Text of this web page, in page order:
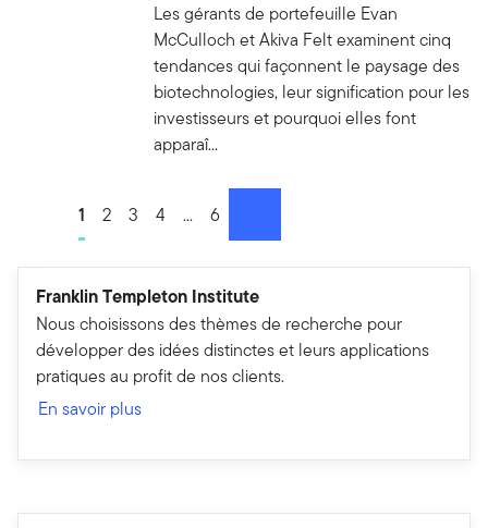
Les gérants de portefeuille Evan
McCulloch et Akiva Felt examinent cinq
tendances qui façonnent le paysage des
biotechnologies, leur signification pour les
investisseurs et pourquoi elles font
apparaî...
Go to page
1 Go to page
2 Go to page
3 Go to page
4 Go to page
... Go to page
6
Franklin Templeton Institute
Nous choisissons des thèmes de recherche pour
développer des idées distinctes et leurs applications
pratiques au profit de nos clients.
En savoir plus